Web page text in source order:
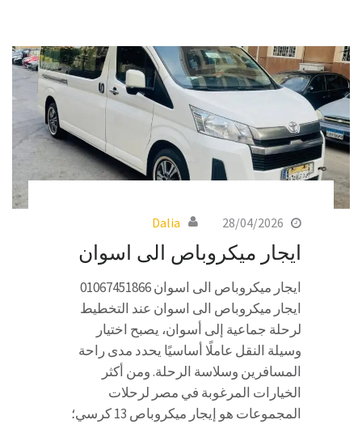
28/04/2026
Dalia
ايجار ميكروباص الى اسوان
ايجار ميكروباص الى اسوان 01067451866
ايجار ميكروباص الى اسوان عند التخطيط
لرحلة جماعية إلى أسوان، يصبح اختيار
وسيلة النقل عاملًا أساسيًا يحدد مدى راحة
المسافرين وسلاسة الرحلة. ومن أكثر
الخيارات المرغوبة في مصر لرحلات
المجموعات هو إيجار ميكروباص 13 كرسي؛